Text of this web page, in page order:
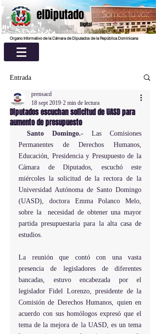
elDiputado
Digital
Organo Informativo de la Cámara de Diputados de la República Dominicana
Entrada
Diputados escuchan solicitud de UASD para
aumento de presupuesto
prensacd
18 sept 2019 2 min de lectura
Santo Domingo.- Las Comisiones
Permanentes de Derechos Humanos,
Educación, Presidencia y Presupuesto de la
Cámara de Diputados, escuchó este
miércoles la solicitud de la rectora de la
Universidad Autónoma de Santo Domingo
(UASD), doctora Emma Polanco Melo,
sobre la  necesidad de obtener una mayor
partida presupuestaria para la alta casa de
estudios.
La reunión que contó con una vasta
presencia de legisladores de diferentes
bancadas, estuvo encabezada por el
legislador Fidel Lorenzo, presidente de la
Comisión de Derechos Humanos, quien en
acuerdo con sus homólogos expresó que el
tema de la mejora de la UASD, es un tema